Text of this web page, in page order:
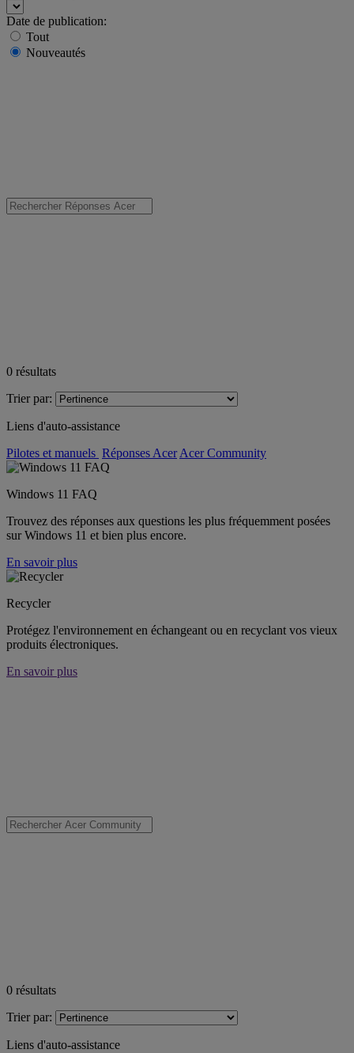
Date de publication:
Tout
Nouveautés
0 résultats
Trier par:
Liens d'auto-assistance
Pilotes et manuels Réponses Acer Acer Community
Windows 11 FAQ
Trouvez des réponses aux questions les plus fréquemment posées
sur Windows 11 et bien plus encore.
En savoir plus
Recycler
Protégez l'environnement en échangeant ou en recyclant vos vieux
produits électroniques.
En savoir plus
0 résultats
Trier par:
Liens d'auto-assistance